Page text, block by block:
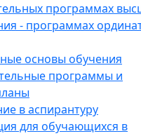
программах
- программах
основы обучения
программы и
в аспирантуру
для обучающихся в